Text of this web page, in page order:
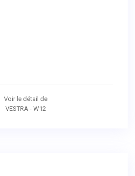
Voir le détail de
VESTRA - W12